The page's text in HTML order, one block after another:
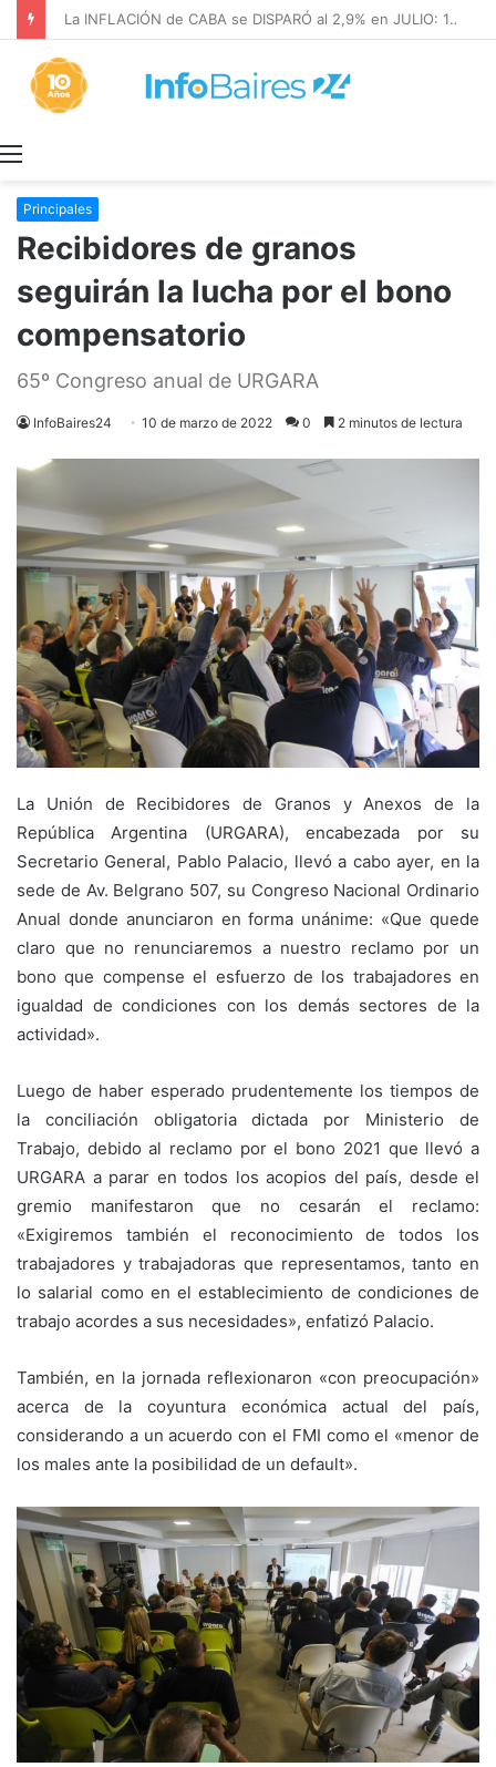
La INFLACIÓN de CABA se DISPARÓ al 2,9% en JULIO: 19,4% en 2026
Principales
Recibidores de granos
seguirán la lucha por el bono
compensatorio
65º Congreso anual de URGARA
InfoBaires24 10 de marzo de 2022 0 2 minutos de lectura
La Unión de Recibidores de Granos y Anexos de la
República Argentina (URGARA), encabezada por su
Secretario General, Pablo Palacio, llevó a cabo ayer, en la
sede de Av. Belgrano 507, su Congreso Nacional Ordinario
Anual donde anunciaron en forma unánime: «Que quede
claro que no renunciaremos a nuestro reclamo por un
bono que compense el esfuerzo de los trabajadores en
igualdad de condiciones con los demás sectores de la
actividad».
Luego de haber esperado prudentemente los tiempos de
la conciliación obligatoria dictada por Ministerio de
Trabajo, debido al reclamo por el bono 2021 que llevó a
URGARA a parar en todos los acopios del país, desde el
gremio manifestaron que no cesarán el reclamo:
«Exigiremos también el reconocimiento de todos los
trabajadores y trabajadoras que representamos, tanto en
lo salarial como en el establecimiento de condiciones de
trabajo acordes a sus necesidades», enfatizó Palacio.
También, en la jornada reflexionaron «con preocupación»
acerca de la coyuntura económica actual del país,
considerando a un acuerdo con el FMI como el «menor de
los males ante la posibilidad de un default».